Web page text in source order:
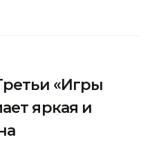
«Игры
яркая и